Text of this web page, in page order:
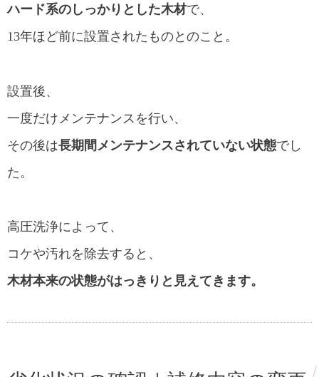
ハード系のしっかりとした木材で、
13年ほど前に設置されたものとのこと。
設置後、
一度だけメンテナンスを行い、
その後は長期間メンテナンスされていない状態でし
た。
高圧洗浄によって、
コケや汚れを除去すると、
木材本来の状態がはっきりと見えてきます。